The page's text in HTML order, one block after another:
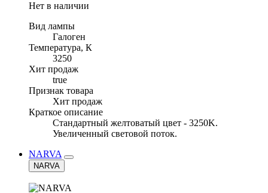
Нет в наличии
Вид лампы
Галоген
Температура, К
3250
Хит продаж
true
Признак товара
Хит продаж
Краткое описание
Стандартный желтоватый цвет - 3250K.
Увеличенный световой поток.
NARVA
NARVA